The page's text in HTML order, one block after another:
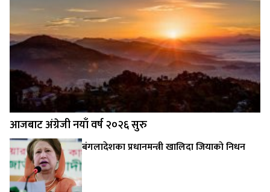
आजबाट अंग्रेजी नयाँ वर्ष २०२६ सुरु
बंगलादेशका प्रधानमन्त्री खालिदा जियाकाे निधन